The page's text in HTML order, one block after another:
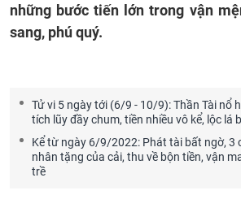
những bước tiến lớn trong vận
sang, phú quý.
Tử vi 5 ngày tới (6/9 - 10/9): Thần Tài nổ
tích lũy đầy chum, tiền nhiều vô kể, lộc lá
Kể từ ngày 6/9/2022: Phát tài bất ngờ, 3
nhân tặng của cải, thu về bộn tiền, vận
trề